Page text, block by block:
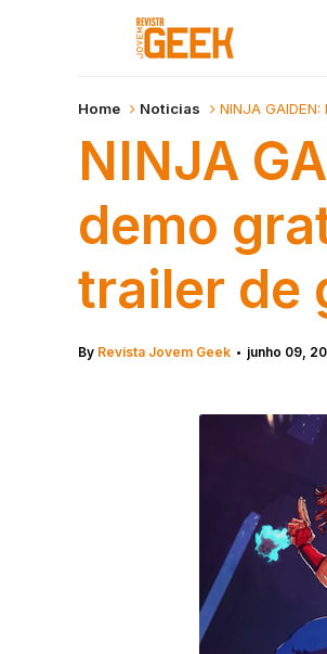
Home Noticias NINJA
NINJA
demo
trailer de
By Revista Jovem Geek • junho 09,